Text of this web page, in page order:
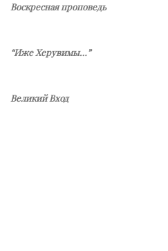
Воскресная проповедь
“Иже Херувимы…”
Великий Вход